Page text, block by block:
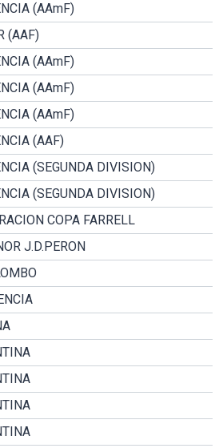
(AAmF)
(AAF)
(AAmF)
(AAmF)
(AAmF)
(AAF)
(SEGUNDA DIVISION)
(SEGUNDA DIVISION)
COPA FARRELL
J.D.PERON